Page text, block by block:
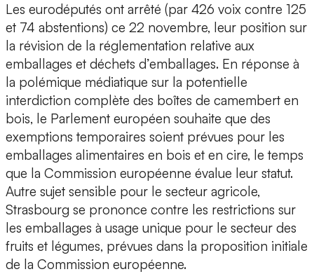
Les eurodéputés ont arrêté (par 426 voix contre 125
et 74 abstentions) ce 22 novembre, leur position sur
la révision de la réglementation relative aux
emballages et déchets d’emballages. En réponse à
la polémique médiatique sur la potentielle
interdiction complète des boîtes de camembert en
bois, le Parlement européen souhaite que des
exemptions temporaires soient prévues pour les
emballages alimentaires en bois et en cire, le temps
que la Commission européenne évalue leur statut.
Autre sujet sensible pour le secteur agricole,
Strasbourg se prononce contre les restrictions sur
les emballages à usage unique pour le secteur des
fruits et légumes, prévues dans la proposition initiale
de la Commission européenne.